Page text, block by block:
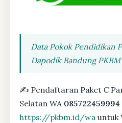
Data Pokok Pendidikan
Dapodik Bandung
✍ Pendaftaran Paket C
Selatan WA 085722459994
https://pkbm.id/wa untuk